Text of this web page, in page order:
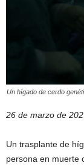
Un hígado de cerdo
26 de marzo de
Un trasplante de
persona en muerte